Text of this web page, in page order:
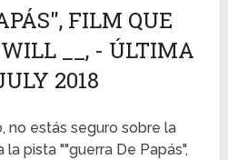
FILM QUE
WILL __, - ÚLTIMA
2018
no estás seguro sobre la
pista ""guerra De Papás",